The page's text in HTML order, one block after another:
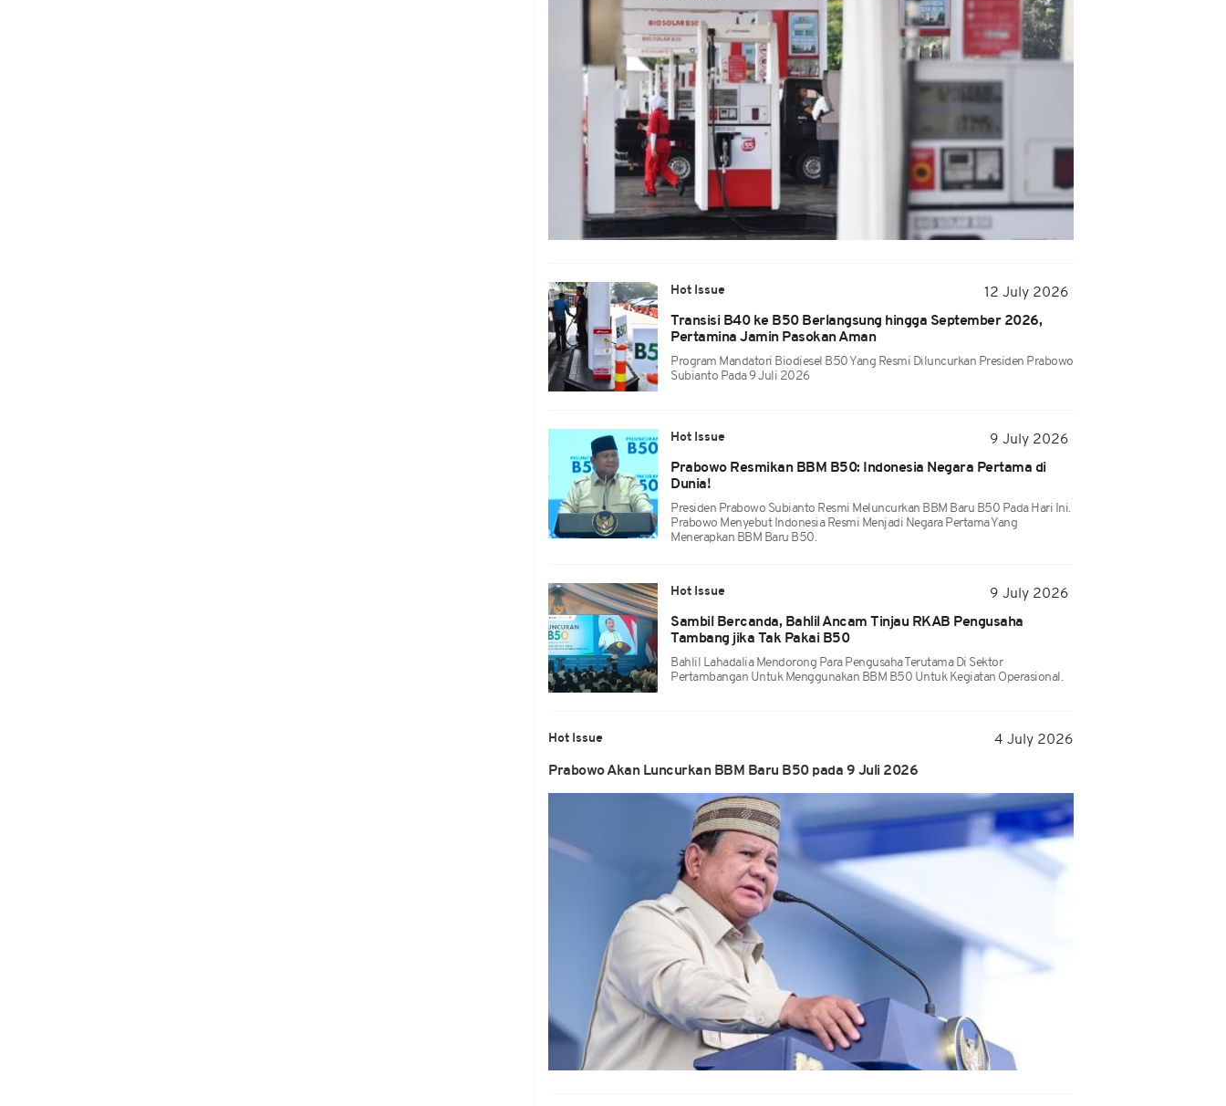
Hot Issue
12 July 2026
Transisi B40 ke B50 Berlangsung hingga September 2026,
Pertamina Jamin Pasokan Aman
Program Mandatori Biodiesel B50 Yang Resmi Diluncurkan Presiden Prabowo
Subianto Pada 9 Juli 2026
Hot Issue
9 July 2026
Prabowo Resmikan BBM B50: Indonesia Negara Pertama di
Dunia!
Presiden Prabowo Subianto Resmi Meluncurkan BBM Baru B50 Pada Hari Ini.
Prabowo Menyebut Indonesia Resmi Menjadi Negara Pertama Yang
Menerapkan BBM Baru B50.
Hot Issue
9 July 2026
Sambil Bercanda, Bahlil Ancam Tinjau RKAB Pengusaha
Tambang jika Tak Pakai B50
Bahlil Lahadalia Mendorong Para Pengusaha Terutama Di Sektor
Pertambangan Untuk Menggunakan BBM B50 Untuk Kegiatan Operasional.
Hot Issue 4 July 2026
Prabowo Akan Luncurkan BBM Baru B50 pada 9 Juli 2026